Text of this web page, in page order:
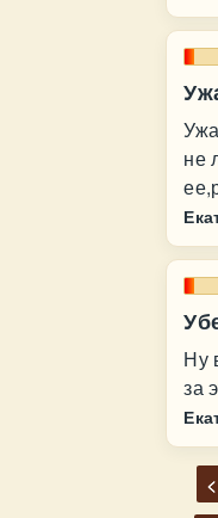
не
Ну
за
<